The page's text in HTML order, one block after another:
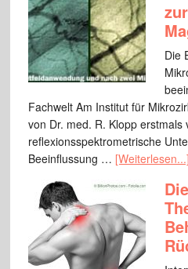
Die
Fachwelt Am Institut für
von Dr. med. R. Klopp erstmals
reflexionsspektrometrische
Beeinflussung … [Weiterlesen...]